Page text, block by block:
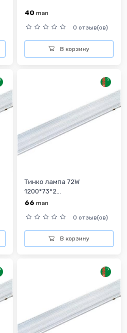
40 man
0 отзыв(ов)
В корзину
Тинко лампа 72W
1200*73*2...
66 man
0 отзыв(ов)
В корзину